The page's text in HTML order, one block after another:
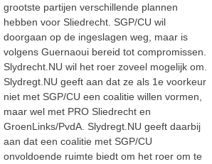
grootste partijen verschillende plannen
hebben voor Sliedrecht. SGP/CU wil
doorgaan op de ingeslagen weg, maar is
volgens Guernaoui bereid tot compromissen.
Slydrecht.NU wil het roer zoveel mogelijk om.
Slydregt.NU geeft aan dat ze als 1e voorkeur
niet met SGP/CU een coalitie willen vormen,
maar wel met PRO Sliedrecht en
GroenLinks/PvdA. Slydregt.NU geeft daarbij
aan dat een coalitie met SGP/CU
onvoldoende ruimte biedt om het roer om te